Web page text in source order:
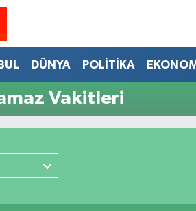
DÜNYA POLİTİKA
Vakitleri